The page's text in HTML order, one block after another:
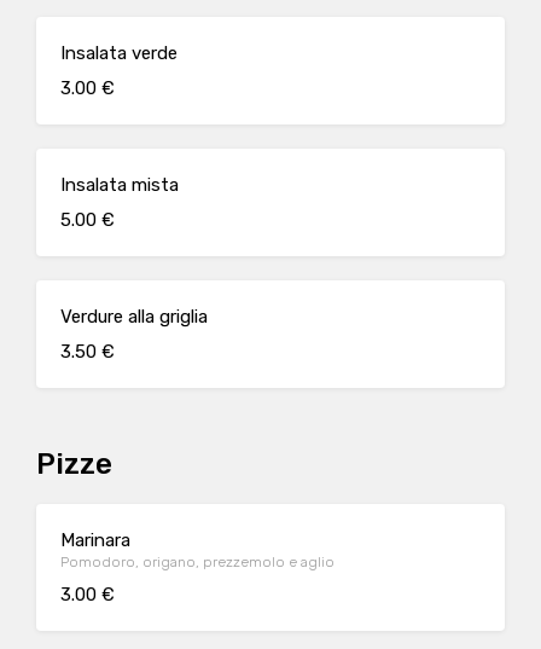
Insalata verde
3.00 €
Insalata mista
5.00 €
Verdure alla griglia
3.50 €
Pizze
Marinara
Pomodoro, origano, prezzemolo e aglio
3.00 €